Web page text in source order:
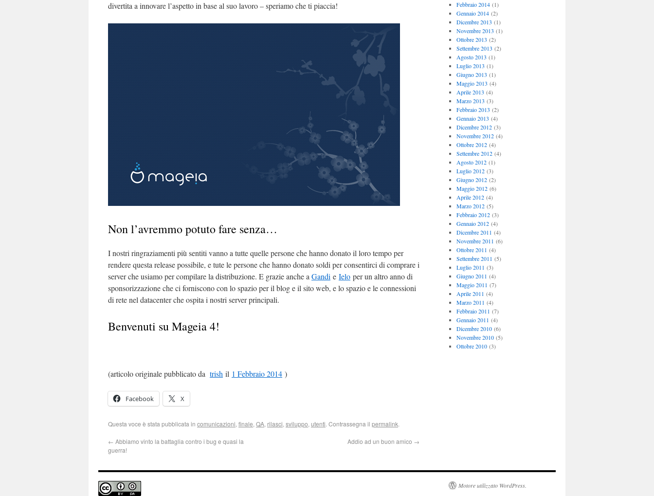
divertita a innovare l’aspetto in base al suo lavoro – speriamo che ti piaccia!
Non l’avremmo potuto fare senza…
I nostri ringraziamenti più sentiti vanno a tutte quelle persone che hanno donato il loro tempo per
rendere questa release possibile, e tute le persone che hanno donato soldi per consentirci di comprare i
server che usiamo per compilare la distribuzione. E grazie anche a Gandi e Ielo per un altro anno di
sponsorizzazione che ci forniscono con lo spazio per il blog e il sito web, e lo spazio e le connessioni
di rete nel datacenter che ospita i nostri server principali.
Benvenuti su Mageia 4!
(articolo originale pubblicato da trish il 1 Febbraio 2014 )
Facebook X
Questa voce è stata pubblicata in comunicazioni, finale, QA, rilasci, sviluppo, utenti. Contrassegna il permalink.
← Abbiamo vinto la battaglia contro i bug e quasi la
guerra!
Addio ad un buon amico →
Febbraio 2014(1)
Gennaio 2014(2)
Dicembre 2013 (1)
Novembre 2013 (1)
Ottobre 2013 (2)
Settembre 2013 (2)
Agosto 2013 (1)
Luglio 2013 (1)
Giugno 2013 (1)
Maggio 2013 (4)
Aprile 2013 (4)
Marzo 2013 (3)
Febbraio 2013 (2)
Gennaio 2013 (4)
Dicembre 2012(3)
Novembre 2012(4)
Ottobre 2012(4)
Settembre 2012(4)
Agosto 2012(1)
Luglio 2012(3)
Giugno 2012(2)
Maggio 2012(6)
Aprile 2012(4)
Marzo 2012(5)
Febbraio 2012(3)
Gennaio 2012(4)
Dicembre 2011 (4)
Novembre 2011 (6)
Ottobre 2011 (4)
Settembre 2011 (5)
Luglio 2011 (3)
Giugno 2011 (4)
Maggio 2011 (7)
Aprile 2011 (4)
Marzo 2011 (4)
Febbraio 2011 (7)
Gennaio 2011 (4)
Dicembre 2010(6)
Novembre 2010(5)
Ottobre 2010(3)
Motore utilizzato WordPress.